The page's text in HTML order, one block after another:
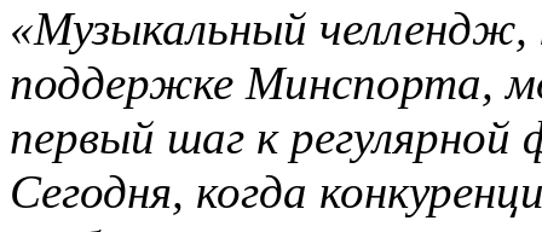
«Музыкальный
поддержке Минспорта,
первый шаг к регулярной
Сегодня, когда